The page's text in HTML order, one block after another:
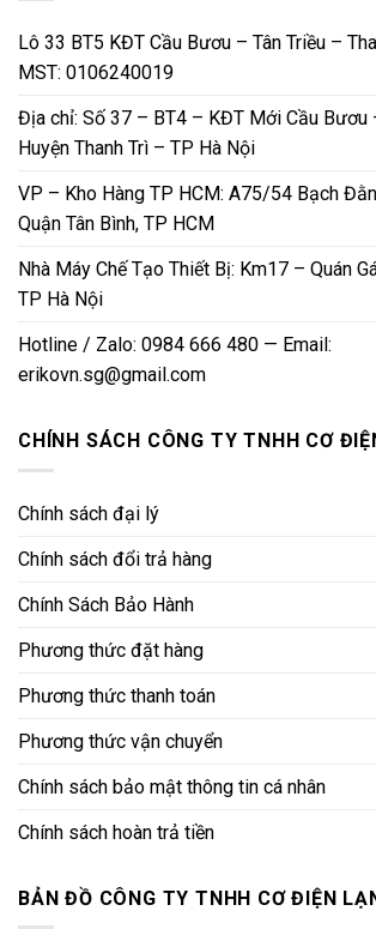
Lô 33 BT5 KĐT Cầu Bươu – Tân Triều –
MST: 0106240019
Địa chỉ: Số 37 – BT4 – KĐT Mới Cầu Bươu
Huyện Thanh Trì – TP Hà Nội
VP – Kho Hàng TP HCM: A75/54 Bạch
Quận Tân Bình, TP HCM
Nhà Máy Chế Tạo Thiết Bị: Km17 – Quán
TP Hà Nội
Hotline / Zalo: 0984 666 480 — Email:
erikovn.sg@gmail.com
CHÍNH SÁCH CÔNG TY TNHH CƠ
Chính sách đại lý
Chính sách đổi trả hàng
Chính Sách Bảo Hành
Phương thức đặt hàng
Phương thức thanh toán
Phương thức vận chuyển
Chính sách bảo mật thông tin cá nhân
Chính sách hoàn trả tiền
BẢN ĐỒ CÔNG TY TNHH CƠ ĐIỆN